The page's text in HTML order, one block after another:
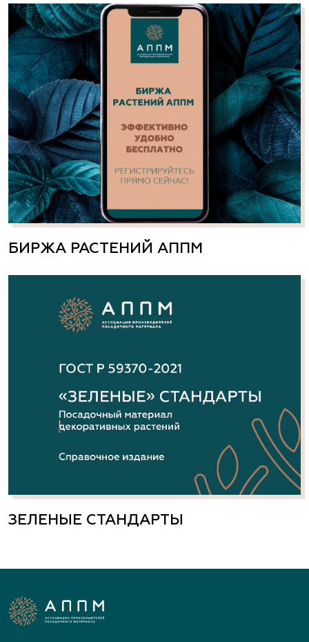
БИРЖА РАСТЕНИЙ АППМ
ЗЕЛЕНЫЕ СТАНДАРТЫ